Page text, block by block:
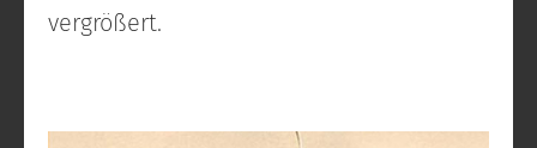
vergrößert.